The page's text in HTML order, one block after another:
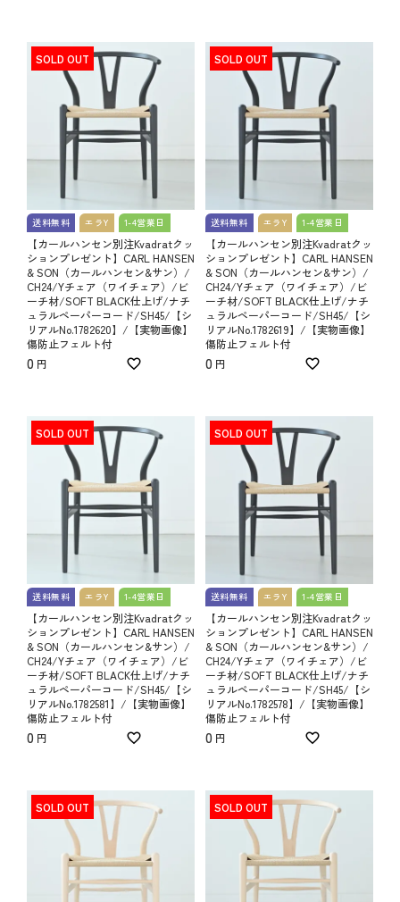
SOLD OUT
送料無料 エラY 1-4営業日
【カールハンセン別注Kvadratクッ
ションプレゼント】CARL HANSEN
& SON（カールハンセン&サン）/
CH24/Yチェア（ワイチェア）/ビ
ーチ材/SOFT BLACK仕上げ/ナチ
ュラルペーパーコード/SH45/【シ
リアルNo.1782620】/【実物画像】
傷防止フェルト付
0
SOLD OUT
送料無料 エラY 1-4営業日
【カールハンセン別注Kvadratクッ
ションプレゼント】CARL HANSEN
& SON（カールハンセン&サン）/
CH24/Yチェア（ワイチェア）/ビ
ーチ材/SOFT BLACK仕上げ/ナチ
ュラルペーパーコード/SH45/【シ
リアルNo.1782619】/【実物画像】
傷防止フェルト付
0
SOLD OUT
送料無料 エラY 1-4営業日
【カールハンセン別注Kvadratクッ
ションプレゼント】CARL HANSEN
& SON（カールハンセン&サン）/
CH24/Yチェア（ワイチェア）/ビ
ーチ材/SOFT BLACK仕上げ/ナチ
ュラルペーパーコード/SH45/【シ
リアルNo.1782581】/【実物画像】
傷防止フェルト付
0
SOLD OUT
送料無料 エラY 1-4営業日
【カールハンセン別注Kvadratクッ
ションプレゼント】CARL HANSEN
& SON（カールハンセン&サン）/
CH24/Yチェア（ワイチェア）/ビ
ーチ材/SOFT BLACK仕上げ/ナチ
ュラルペーパーコード/SH45/【シ
リアルNo.1782578】/【実物画像】
傷防止フェルト付
0
SOLD OUT SOLD OUT